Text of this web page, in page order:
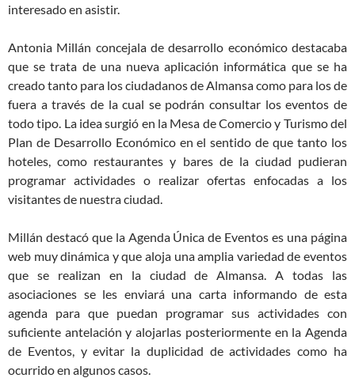
interesado en asistir.
Antonia Millán concejala de desarrollo económico destacaba
que se trata de una nueva aplicación informática que se ha
creado tanto para los ciudadanos de Almansa como para los de
fuera a través de la cual se podrán consultar los eventos de
todo tipo. La idea surgió en la Mesa de Comercio y Turismo del
Plan de Desarrollo Económico en el sentido de que tanto los
hoteles, como restaurantes y bares de la ciudad pudieran
programar actividades o realizar ofertas enfocadas a los
visitantes de nuestra ciudad.
Millán destacó que la Agenda Única de Eventos es una página
web muy dinámica y que aloja una amplia variedad de eventos
que se realizan en la ciudad de Almansa. A todas las
asociaciones se les enviará una carta informando de esta
agenda para que puedan programar sus actividades con
suficiente antelación y alojarlas posteriormente en la Agenda
de Eventos, y evitar la duplicidad de actividades como ha
ocurrido en algunos casos.